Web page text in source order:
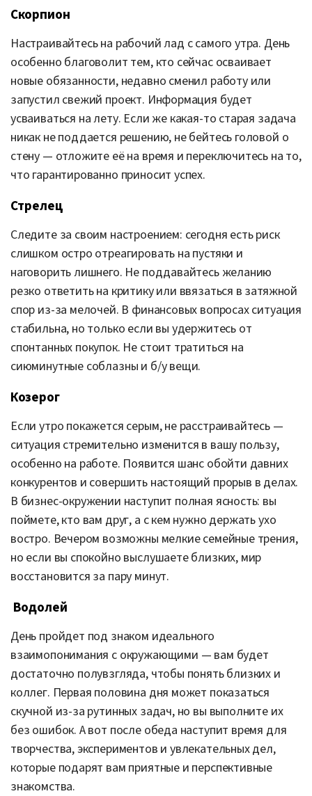
Скорпион
Настраивайтесь на рабочий лад с самого утра. День
особенно благоволит тем, кто сейчас осваивает
новые обязанности, недавно сменил работу или
запустил свежий проект. Информация будет
усваиваться на лету. Если же какая-то старая задача
никак не поддается решению, не бейтесь головой о
стену — отложите её на время и переключитесь на то,
что гарантированно приносит успех.
Стрелец
Следите за своим настроением: сегодня есть риск
слишком остро отреагировать на пустяки и
наговорить лишнего. Не поддавайтесь желанию
резко ответить на критику или ввязаться в затяжной
спор из-за мелочей. В финансовых вопросах ситуация
стабильна, но только если вы удержитесь от
спонтанных покупок. Не стоит тратиться на
сиюминутные соблазны и б/у вещи.
Козерог
Если утро покажется серым, не расстраивайтесь —
ситуация стремительно изменится в вашу пользу,
особенно на работе. Появится шанс обойти давних
конкурентов и совершить настоящий прорыв в делах.
В бизнес-окружении наступит полная ясность: вы
поймете, кто вам друг, а с кем нужно держать ухо
востро. Вечером возможны мелкие семейные трения,
но если вы спокойно выслушаете близких, мир
восстановится за пару минут.
Водолей
День пройдет под знаком идеального
взаимопонимания с окружающими — вам будет
достаточно полувзгляда, чтобы понять близких и
коллег. Первая половина дня может показаться
скучной из-за рутинных задач, но вы выполните их
без ошибок. А вот после обеда наступит время для
творчества, экспериментов и увлекательных дел,
которые подарят вам приятные и перспективные
знакомства.